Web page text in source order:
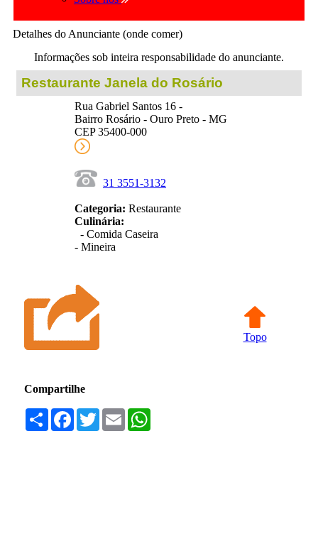
Detalhes do Anunciante (onde comer)
Informações sob inteira responsabilidade do anunciante.
Restaurante Janela do Rosário
Rua Gabriel Santos 16 -
Bairro Rosário - Ouro Preto - MG
CEP 35400-000
31 3551-3132
Categoria: Restaurante
Culinária:
- Comida Caseira
- Mineira
Topo
Compartilhe
Compartilhar
Facebook
TwitterEmail